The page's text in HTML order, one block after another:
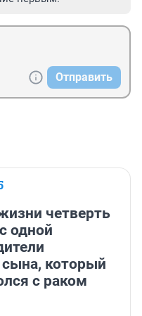
Отправить
четверть
одной
сына, который
с раком